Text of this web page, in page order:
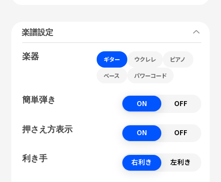
楽譜設定
楽器 ギター ウクレレ ピアノ
ベース パワーコード
簡単弾き ON OFF
押さえ方表示 ON OFF
利き手 右利き 左利き